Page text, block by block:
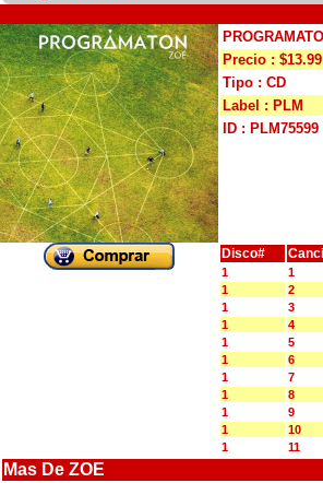
Precio : $13.99
Tipo : CD
Label : PLM
ID : PLM75599
Disco#
1 1
1
2
1
3
1
4
1
5
1
6
1
7
1
8
1
9
1
10
1
11
Mas De ZOE